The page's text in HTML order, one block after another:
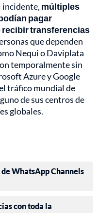
incidente, múltiples
pagar
recibir transferencias
que dependen
Nequi o Daviplata
temporalmente sin
Azure y Google
tráfico mundial de
de sus centros de
globales.
WhatsApp Channels
con toda la